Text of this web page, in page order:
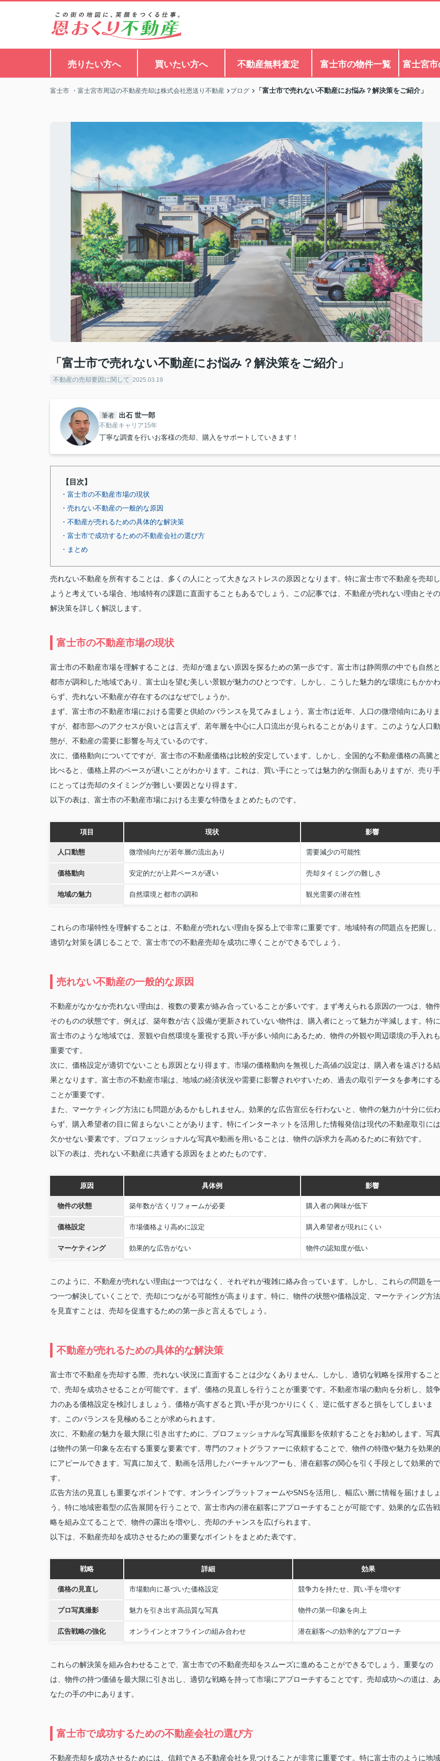
売りたい方へ 買いたい方へ 不動産無料査定 富士市の物件一覧 富士宮
富士市 ・富士宮市周辺の不動産売却は株式会社恩送り不動産 ブログ 「富士市で売れない不動産にお悩み？解決策をご紹介」
「富士市で売れない不動産にお悩み？解決策をご紹介」
不動産の売却要因に関して 2025.03.19
筆者 出石 世一郎
不動産キャリア15年
丁寧な調査を行いお客様の売却、購入をサポートしていきます！
【目次】
・富士市の不動産市場の現状
・売れない不動産の一般的な原因
・不動産が売れるための具体的な解決策
・富士市で成功するための不動産会社の選び方
・まとめ
売れない不動産を所有することは、多くの人にとって大きなストレスの原因となります。特に富士市で不動産を売却し
ようと考えている場合、地域特有の課題に直面することもあるでしょう。この記事では、不動産が売れない理由とその
解決策を詳しく解説します。
富士市の不動産市場の現状
富士市の不動産市場を理解することは、売却が進まない原因を探るための第一歩です。富士市は静岡県の中でも自然と
都市が調和した地域であり、富士山を望む美しい景観が魅力のひとつです。しかし、こうした魅力的な環境にもかかわ
らず、売れない不動産が存在するのはなぜでしょうか。
まず、富士市の不動産市場における需要と供給のバランスを見てみましょう。富士市は近年、人口の微増傾向にありま
すが、都市部へのアクセスが良いとは言えず、若年層を中心に人口流出が見られることがあります。このような人口動
態が、不動産の需要に影響を与えているのです。
次に、価格動向についてですが、富士市の不動産価格は比較的安定しています。しかし、全国的な不動産価格の高騰と
比べると、価格上昇のペースが遅いことがわかります。これは、買い手にとっては魅力的な側面もありますが、売り手
にとっては売却のタイミングが難しい要因となり得ます。
以下の表は、富士市の不動産市場における主要な特徴をまとめたものです。
項目 現状 影響
人口動態 微増傾向だが若年層の流出あり 需要減少の可能性
価格動向 安定的だが上昇ペースが遅い 売却タイミングの難しさ
地域の魅力 自然環境と都市の調和 観光需要の潜在性
これらの市場特性を理解することは、不動産が売れない理由を探る上で非常に重要です。地域特有の問題点を把握し、
適切な対策を講じることで、富士市での不動産売却を成功に導くことができるでしょう。
売れない不動産の一般的な原因
不動産がなかなか売れない理由は、複数の要素が絡み合っていることが多いです。まず考えられる原因の一つは、物件
そのものの状態です。例えば、築年数が古く設備が更新されていない物件は、購入者にとって魅力が半減します。特に
富士市のような地域では、景観や自然環境を重視する買い手が多い傾向にあるため、物件の外観や周辺環境の手入れも
重要です。
次に、価格設定が適切でないことも原因となり得ます。市場の価格動向を無視した高値の設定は、購入者を遠ざける結
果となります。富士市の不動産市場は、地域の経済状況や需要に影響されやすいため、過去の取引データを参考にする
ことが重要です。
また、マーケティング方法にも問題があるかもしれません。効果的な広告宣伝を行わないと、物件の魅力が十分に伝わ
らず、購入希望者の目に留まらないことがあります。特にインターネットを活用した情報発信は現代の不動産取引には
欠かせない要素です。プロフェッショナルな写真や動画を用いることは、物件の訴求力を高めるために有効です。
以下の表は、売れない不動産に共通する原因をまとめたものです。
原因 具体例 影響
物件の状態 築年数が古くリフォームが必要 購入者の興味が低下
価格設定 市場価格より高めに設定 購入希望者が現れにくい
マーケティング 効果的な広告がない 物件の認知度が低い
このように、不動産が売れない理由は一つではなく、それぞれが複雑に絡み合っています。しかし、これらの問題を一
つ一つ解決していくことで、売却につながる可能性が高まります。特に、物件の状態や価格設定、マーケティング方法
を見直すことは、売却を促進するための第一歩と言えるでしょう。
不動産が売れるための具体的な解決策
富士市で不動産を売却する際、売れない状況に直面することは少なくありません。しかし、適切な戦略を採用すること
で、売却を成功させることが可能です。まず、価格の見直しを行うことが重要です。不動産市場の動向を分析し、競争
力のある価格設定を検討しましょう。価格が高すぎると買い手が見つかりにくく、逆に低すぎると損をしてしまいま
す。このバランスを見極めることが求められます。
次に、不動産の魅力を最大限に引き出すために、プロフェッショナルな写真撮影を依頼することをお勧めします。写真
は物件の第一印象を左右する重要な要素です。専門のフォトグラファーに依頼することで、物件の特徴や魅力を効果的
にアピールできます。写真に加えて、動画を活用したバーチャルツアーも、潜在顧客の関心を引く手段として効果的で
す。
広告方法の見直しも重要なポイントです。オンラインプラットフォームやSNSを活用し、幅広い層に情報を届けまし
う。特に地域密着型の広告展開を行うことで、富士市内の潜在顧客にアプローチすることが可能です。効果的な広告戦
略を組み立てることで、物件の露出を増やし、売却のチャンスを広げられます。
以下は、不動産売却を成功させるための重要なポイントをまとめた表です。
戦略 詳細 効果
価格の見直し 市場動向に基づいた価格設定 競争力を持たせ、買い手を増やす
プロ写真撮影 魅力を引き出す高品質な写真 物件の第一印象を向上
広告戦略の強化 オンラインとオフラインの組み合わせ 潜在顧客への効率的なアプローチ
これらの解決策を組み合わせることで、富士市での不動産売却をスムーズに進めることができるでしょう。重要なの
は、物件の持つ価値を最大限に引き出し、適切な戦略を持って市場にアプローチすることです。売却成功への道は、あ
なたの手の中にあります。
富士市で成功するための不動産会社の選び方
不動産売却を成功させるためには、信頼できる不動産会社を見つけることが非常に重要です。特に富士市のように地域